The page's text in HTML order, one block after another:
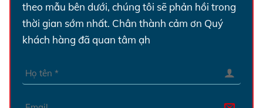
theo mẫu bên dưới, chúng tôi sẽ phản hồi trong
thời gian sớm nhất. Chân thành cảm ơn Quý
khách hàng đã quan tâm ạh